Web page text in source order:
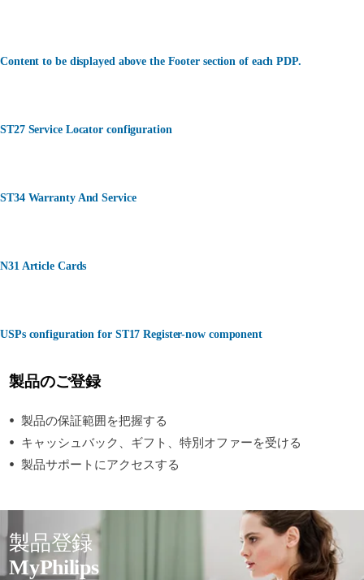
Content to be displayed above the Footer section of each PDP.
ST27 Service Locator configuration
ST34 Warranty And Service
N31 Article Cards
USPs configuration for ST17 Register-now component
製品のご登録
製品の保証範囲を把握する
キャッシュバック、ギフト、特別オファーを受ける
製品サポートにアクセスする
製品登録
MyPhilips